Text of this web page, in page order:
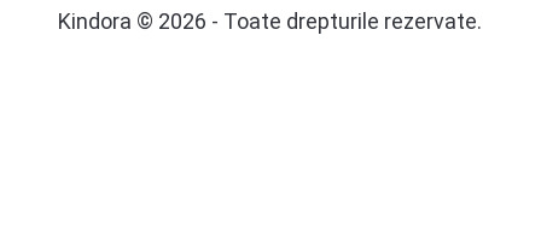
Kindora © 2026 - Toate drepturile rezervate.